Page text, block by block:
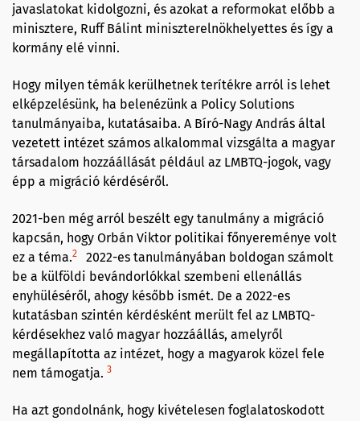
javaslatokat kidolgozni, és azokat a reformokat előbb a
minisztere, Ruff Bálint miniszterelnökhelyettes és így a
kormány elé vinni.
Hogy milyen témák kerülhetnek terítékre arról is lehet
elképzelésünk, ha belenézünk a Policy Solutions
tanulmányaiba, kutatásaiba. A Bíró-Nagy András által
vezetett intézet számos alkalommal vizsgálta a magyar
társadalom hozzáállását például az LMBTQ-jogok, vagy
épp a migráció kérdéséről.
2021-ben még arról beszélt egy tanulmány a migráció
kapcsán, hogy Orbán Viktor politikai főnyereménye volt
ez a téma.2
2022-es tanulmányában boldogan számolt
be a külföldi bevándorlókkal szembeni ellenállás
enyhüléséről, ahogy később ismét. De a 2022-es
kutatásban szintén kérdésként merült fel az LMBTQ-
kérdésekhez való magyar hozzáállás, amelyről
megállapította az intézet, hogy a magyarok közel fele
nem támogatja. 3
Ha azt gondolnánk, hogy kivételesen foglalatoskodott